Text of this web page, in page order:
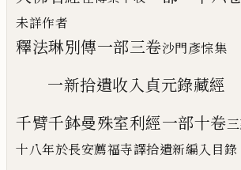
未詳作者
釋法琳別傳一部三卷沙門彥悰集
一新拾遺收入貞元錄藏經
千臂千鉢曼殊室利經一部十卷
十八年於長安薦福寺譯拾遺新編入目錄